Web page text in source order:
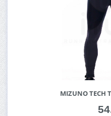
MIZUNO TECH